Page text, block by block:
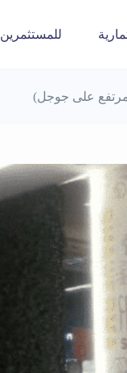
للمستثمرين
مرتفع على جوجل)